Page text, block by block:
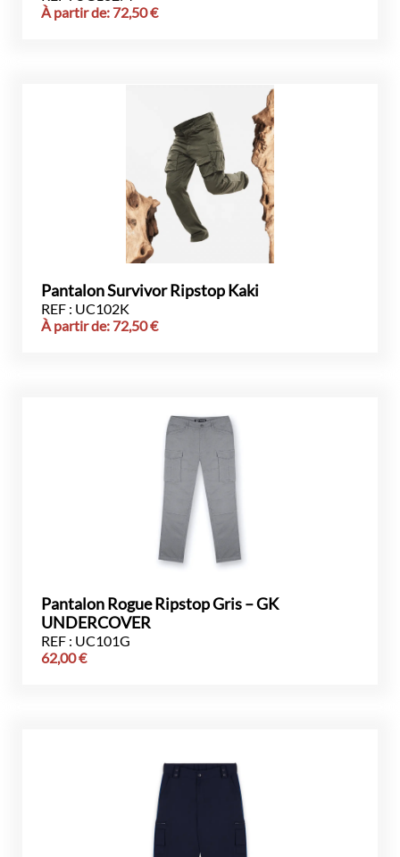
À partir de: 72,50€
Pantalon Survivor Ripstop Kaki
REF : UC102K
À partir de: 72,50€
Pantalon Rogue Ripstop Gris – GK
UNDERCOVER
REF : UC101G
62,00€